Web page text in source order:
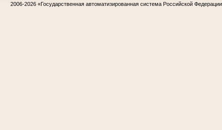
2006-2026 «Государственная автоматизированная система Российской